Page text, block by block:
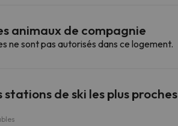
animaux de compagnie
ne sont pas autorisés dans ce logement.
stations de ski les plus proches